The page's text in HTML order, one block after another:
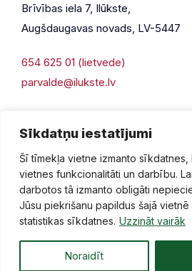
Sīkdatņu iestatījumi
Šī tīmekļa vietne izmanto sīkdatnes,
vietnes funkcionalitāti un darbību.
darbotos tā izmanto obligāti
Jūsu piekrišanu papildus šajā vietnē
statistikas sīkdatnes. Uzzināt vairāk
Noraidīt
Brīvības iela 7, Ilūkste,
Augšdaugavas novads, LV-5447
654 625 01 (lietvede)
parvalde@ilukste.lv
Privātuma politika
© 2026 Ilūkste, publicētā satura